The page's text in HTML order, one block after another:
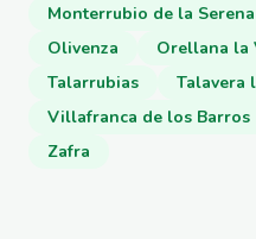
Monterrubio de la Serena
Olivenza
Orellana la
Talarrubias
Talavera
Villafranca de los Barros
Zafra